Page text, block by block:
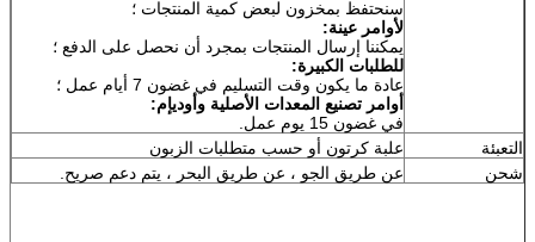
سنحتفظ بمخزون لبعض كمية المنتجات ؛
لأوامر عينة:
يمكننا إرسال المنتجات بمجرد أن نحصل على الدفع ؛
للطلبات الكبيرة:
عادة ما يكون وقت التسليم في غضون 7 أيام عمل ؛
أوامر تصنيع المعدات الأصلية وأوديإم:
في غضون 15 يوم عمل.
التعبئة
علبة كرتون أو حسب متطلبات الزبون
شحن
عن طريق الجو ، عن طريق البحر ، يتم دعم صريح.